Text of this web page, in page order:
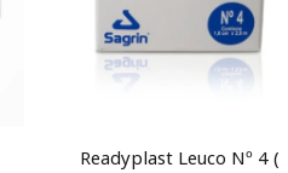
Readyplast Leuco Nº 4 (